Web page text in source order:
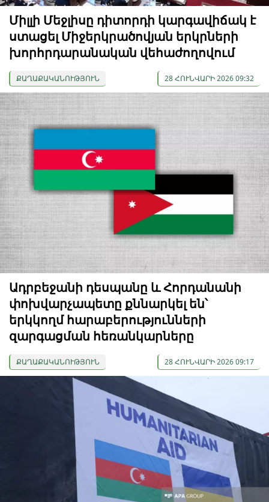
Միլլի Մեջլիսը դիտորդի կարգավիճակ է
ստացել Միջերկրածովյան երկրների
խորհրդարանական վեհաժողովում
ՔԱՂԱՔԱԿԱՆՈՒԹՅՈՒՆ 28 ՀՈՒՆՎԱՐԻ 2026 09:32
Ադրբեջանի դեսպանը և Հորդանանի
փոխվարչապետը քննարկել են՝
երկկողմ հարաբերությունների
զարգացման հեռանկարները
ՔԱՂԱՔԱԿԱՆՈՒԹՅՈՒՆ 28 ՀՈՒՆՎԱՐԻ 2026 09:17